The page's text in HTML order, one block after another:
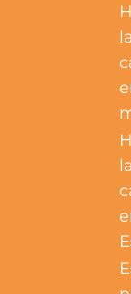
la
la